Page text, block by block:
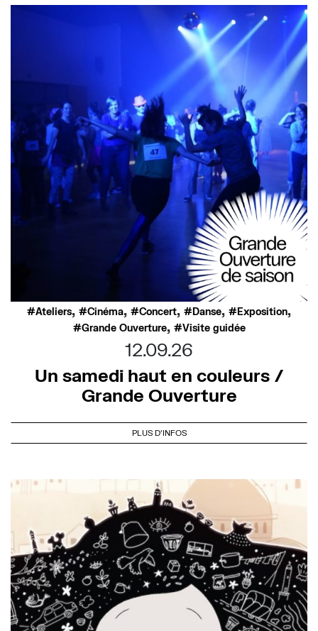
Ateliers, Cinéma, Concert, Danse, Exposition,
Grande Ouverture, Visite guidée
12.09.26
Un samedi haut en couleurs /
Grande Ouverture
PLUS D'INFOS